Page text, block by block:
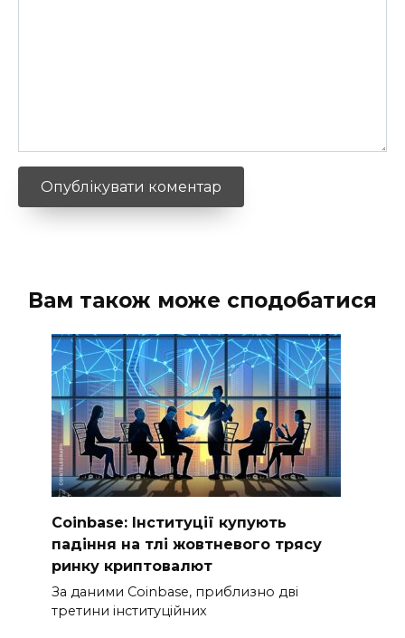
Вам також може сподобатися
Coinbase: Інституції купують
падіння на тлі жовтневого трясу
ринку криптовалют
За даними Coinbase, приблизно дві
третини інституційних